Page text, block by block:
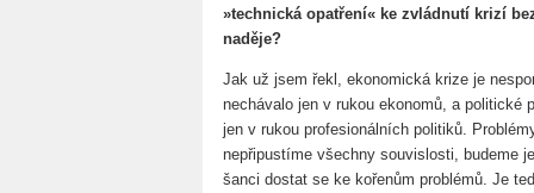
»technická opatření« ke zvládnutí krizí
naděje?
Jak už jsem řekl, ekonomická krize je
nechávalo jen v rukou ekonomů, a
jen v rukou profesionálních politiků.
nepřipustíme všechny souvislosti, budeme
šanci dostat se ke kořenům problémů. Je